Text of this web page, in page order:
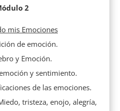
2
mis Emociones
de emoción.
y Emoción.
y sentimiento.
de las emociones.
tristeza, enojo, alegría,